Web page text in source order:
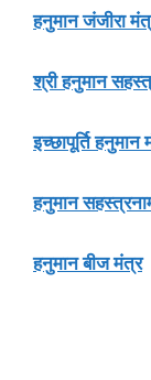
हनुमान जंजीरा
श्री हनुमान
इच्छापूर्ति
हनुमान
हनुमान बीज मंत्र